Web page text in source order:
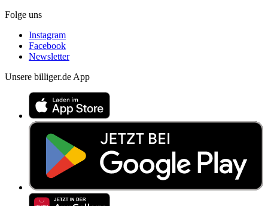
Folge uns
Instagram
Facebook
Newsletter
Unsere billiger.de App